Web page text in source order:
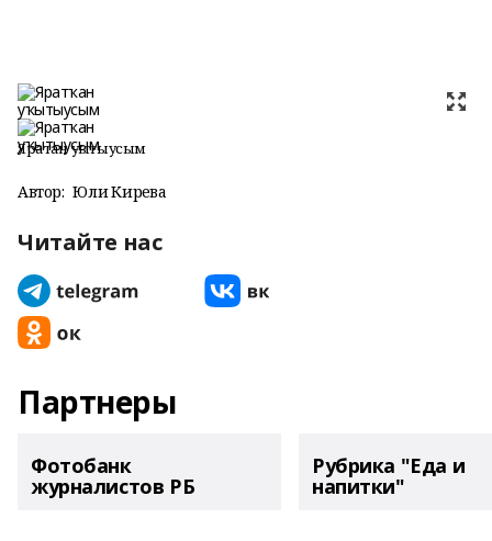
Яратҡан уҡытыусым
Автор: Юлиә Кирәева
Читайте нас
Партнеры
Фотобанк
журналистов РБ
Рубрика "Еда и
напитки"